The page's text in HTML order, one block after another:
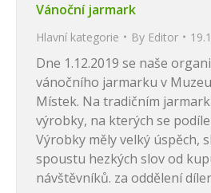
Vánoční jarmark
Hlavní kategorie By Editor
Dne 1.12.2019 se naše
vánočního jarmarku v
Místek. Na tradičním
výrobky, na kterých se
Výrobky měly velký úspěch,
spoustu hezkých slov od
návštěvníků. za oddělení